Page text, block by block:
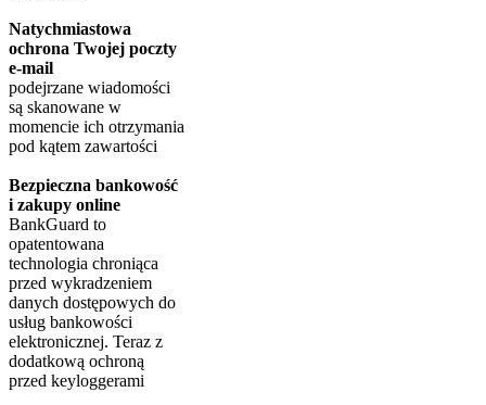
Natychmiastowa
ochrona Twojej poczty
e-mail
podejrzane wiadomości
są skanowane w
momencie ich otrzymania
pod kątem zawartości
Bezpieczna bankowość
i zakupy online
BankGuard to
opatentowana
technologia chroniąca
przed wykradzeniem
danych dostępowych do
usług bankowości
elektronicznej. Teraz z
dodatkową ochroną
przed keyloggerami